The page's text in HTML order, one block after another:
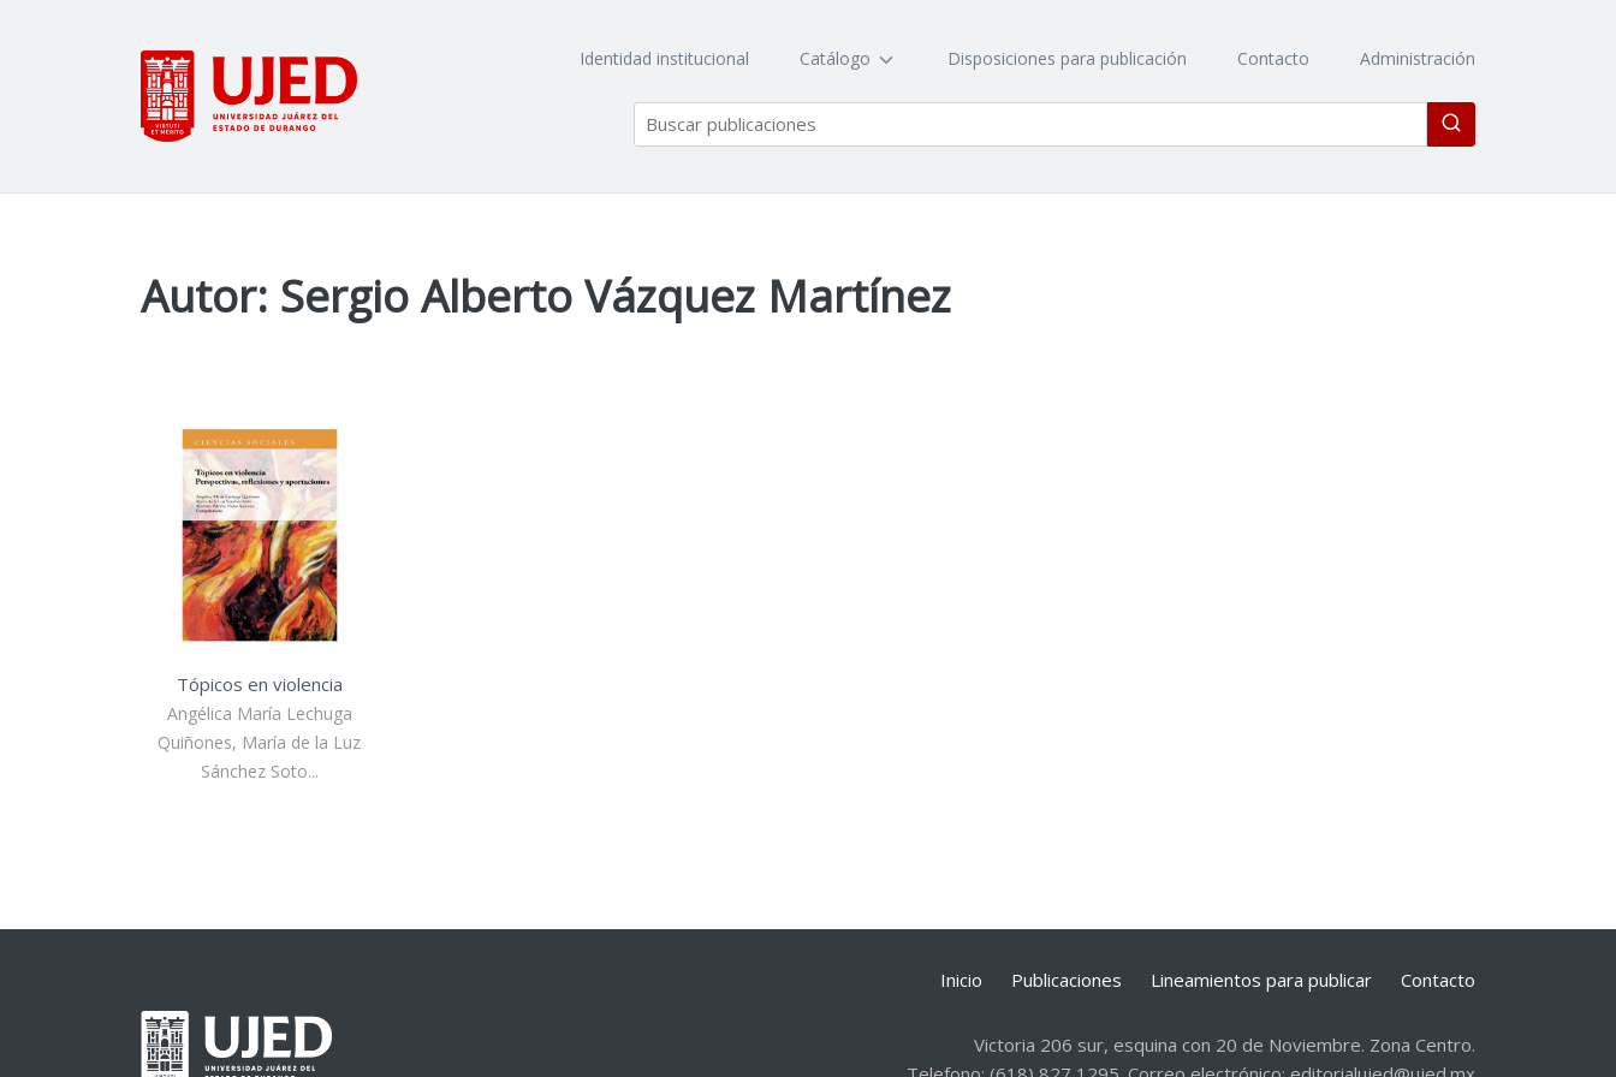
Identidad institucional Catálogo Disposiciones para publicación Contacto Administración
Autor: Sergio Alberto Vázquez Martínez
Tópicos en violencia
Angélica María Lechuga
Quiñones, María de la Luz
Sánchez Soto...
Inicio Publicaciones Lineamientos para publicar Contacto
Victoria 206 sur, esquina con 20 de Noviembre. Zona Centro.